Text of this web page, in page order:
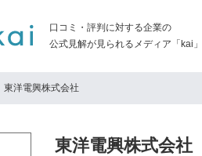
口コミ・評判に対する企業の
公式見解が見られるメディア「kai」
東洋電興株式会社
東洋電興株式会社